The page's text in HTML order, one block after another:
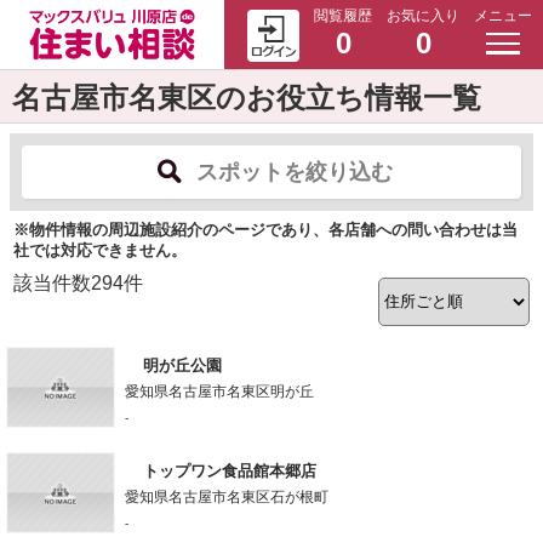
閲覧履歴
0
お気に入り
0
メニュー
名古屋市名東区のお役立ち情報一覧
スポットを絞り込む
※物件情報の周辺施設紹介のページであり、各店舗への問い合わせは当
社では対応できません。
該当件数294件
明が丘公園
愛知県名古屋市名東区明が丘
-
トップワン食品館本郷店
愛知県名古屋市名東区石が根町
-